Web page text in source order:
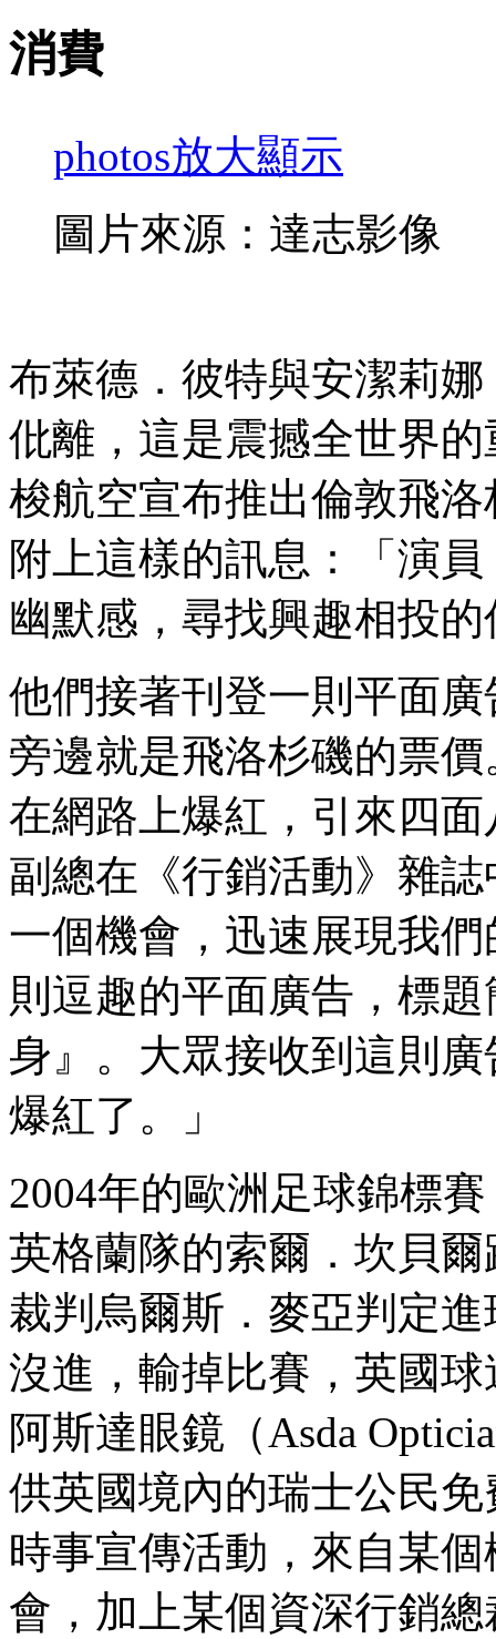
消費
photos放大顯示
圖片來源：達志影像
布萊德．彼特與安潔莉
仳離，這是震撼全世界
梭航空宣布推出倫敦飛
附上這樣的訊息：「演
幽默感，尋找興趣相投
他們接著刊登一則平面
旁邊就是飛洛杉磯的票
在網路上爆紅，引來四
副總在《行銷活動》雜
一個機會，迅速展現我
則逗趣的平面廣告，標
身』。大眾接收到這則
爆紅了。」
2004年的歐洲足球錦標
英格蘭隊的索爾．坎貝
裁判烏爾斯．麥亞判定
沒進，輸掉比賽，英國
阿斯達眼鏡（Asda
供英國境內的瑞士公民
時事宣傳活動，來自某
會，加上某個資深行銷